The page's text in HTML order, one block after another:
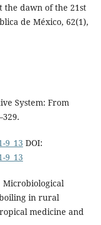
the dawn of the 21st
de México, 62(1),
System: From
9_13 DOI:
9_13
Microbiological
in rural
medicine and